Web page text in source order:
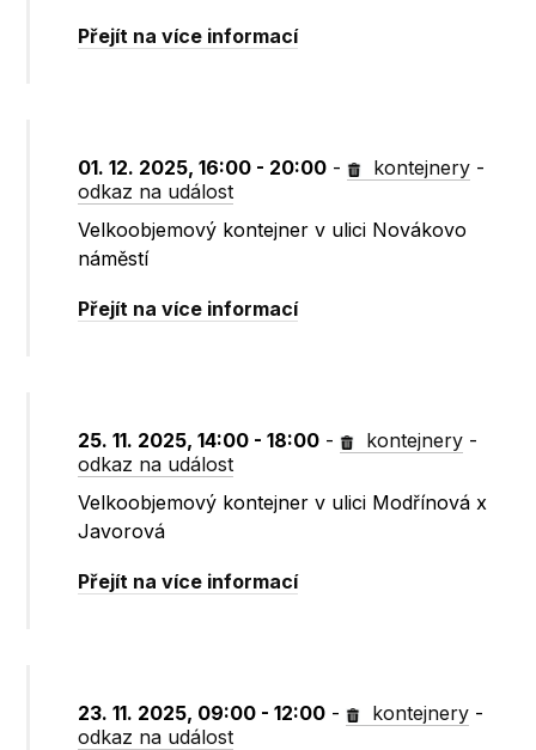
Přejít na více informací
01. 12. 2025, 16:00 - 20:00 - kontejnery -
odkaz na událost
Velkoobjemový kontejner v ulici Novákovo
náměstí
Přejít na více informací
25. 11. 2025, 14:00 - 18:00 - kontejnery -
odkaz na událost
Velkoobjemový kontejner v ulici Modřínová x
Javorová
Přejít na více informací
23. 11. 2025, 09:00 - 12:00 - kontejnery -
odkaz na událost